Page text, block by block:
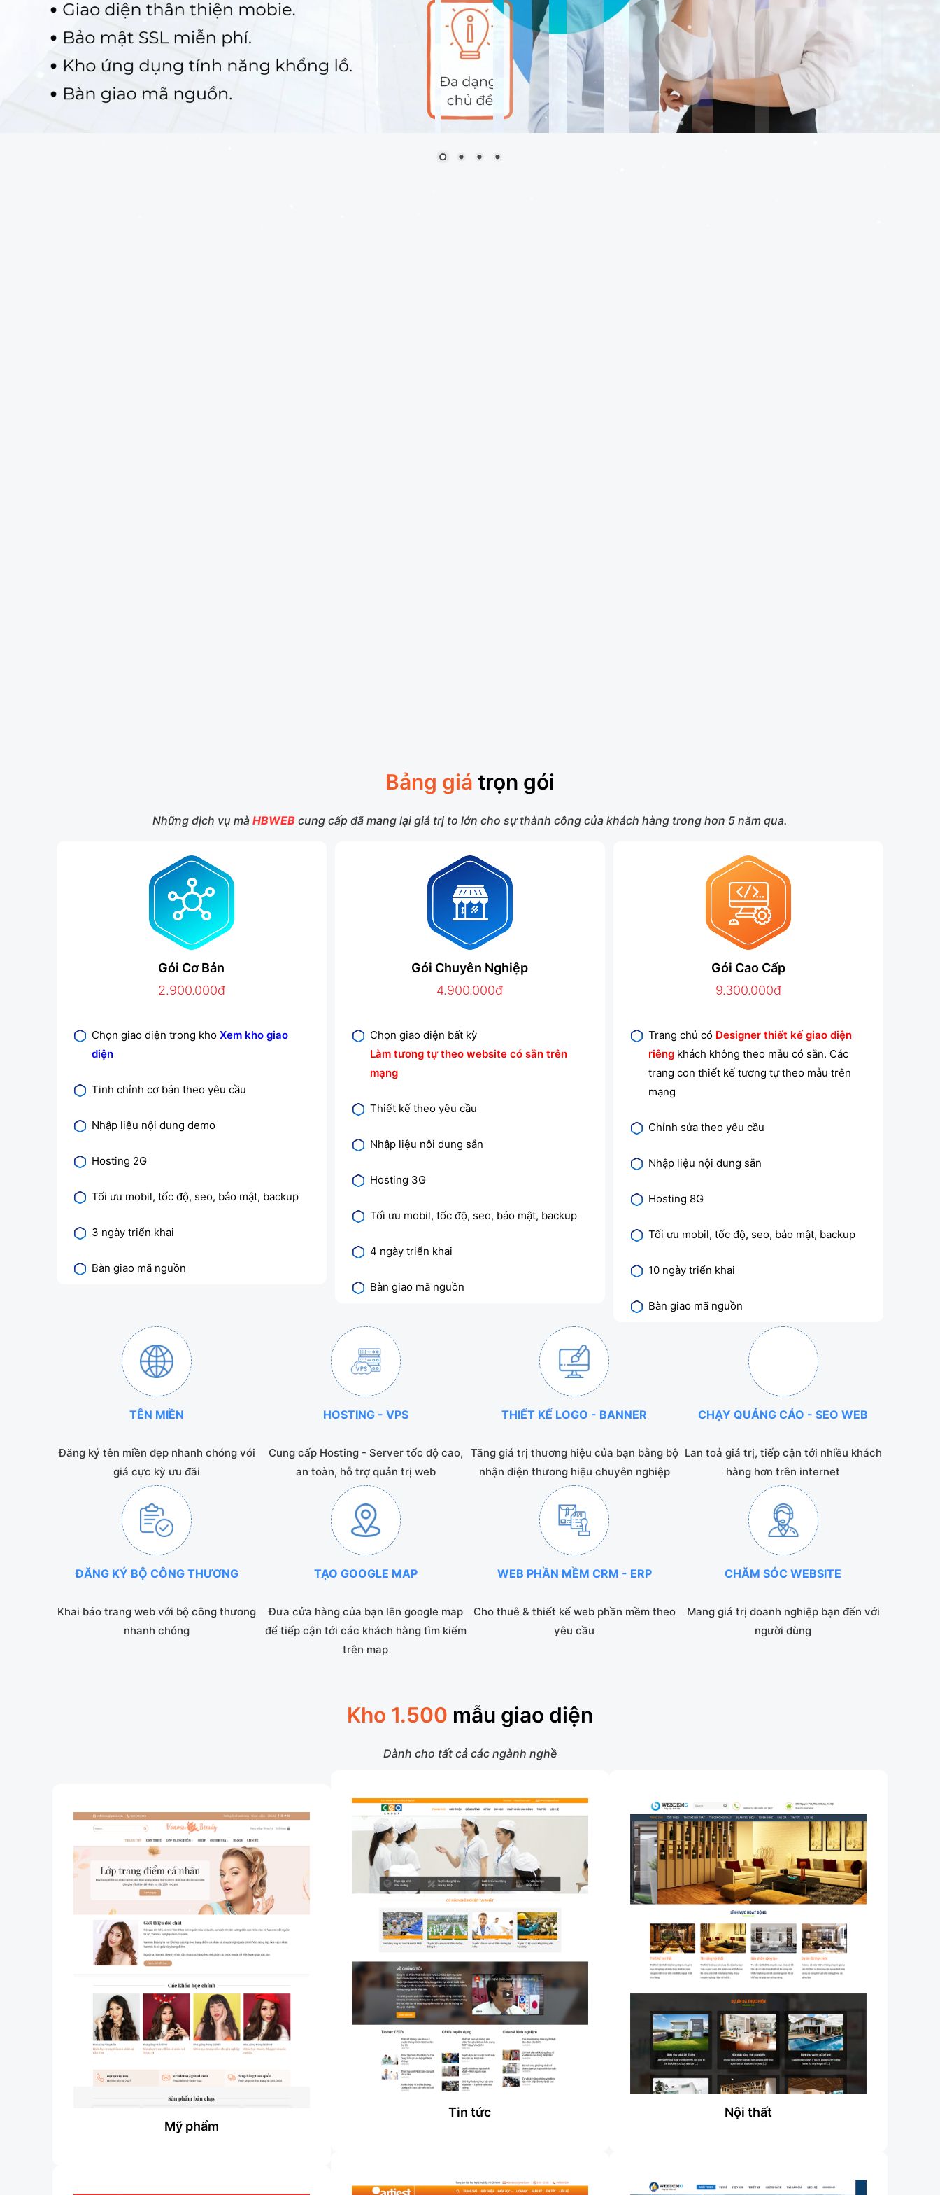
Bảng giá trọn gói
Những dịch vụ mà HBWEB cung cấp đã mang lại giá trị to lớn cho sự thành công của khách hàng trong hơn 5 năm qua.
Gói Cơ Bản
2.900.000đ
Chọn giao diện trong kho Xem kho giao
diện
Tinh chỉnh cơ bản theo yêu cầu
Nhập liệu nội dung demo
Hosting 2G
Tối ưu mobil, tốc độ, seo, bảo mật, backup
3 ngày triển khai
Bàn giao mã nguồn
Gói Chuyên Nghiệp
4.900.000đ
Chọn giao diện bất kỳ
Làm tương tự theo website có sẵn trên
mạng
Thiết kế theo yêu cầu
Nhập liệu nội dung sẵn
Hosting 3G
Tối ưu mobil, tốc độ, seo, bảo mật, backup
4 ngày triển khai
Bàn giao mã nguồn
Gói Cao Cấp
9.300.000đ
Trang chủ có Designer thiết kế giao diện
riêngkhách không theo mẫu có sẵn. Các
trang con thiết kế tương tự theo mẫu trên
mạng
Chỉnh sửa theo yêu cầu
Nhập liệu nội dung sẵn
Hosting 8G
Tối ưu mobil, tốc độ, seo, bảo mật, backup
10 ngày triển khai
Bàn giao mã nguồn
TÊN MIỀN
Đăng ký tên miền đẹp nhanh chóng với
giá cực kỳ ưu đãi
ĐĂNG KÝ BỘ CÔNG THƯƠNG
Khai báo trang web với bộ công thương
nhanh chóng
HOSTING - VPS
Cung cấp Hosting - Server tốc độ cao,
an toàn, hỗ trợ quản trị web
TẠO GOOGLE MAP
Đưa cửa hàng của bạn lên google map
để tiếp cận tới các khách hàng tìm kiếm
trên map
THIẾT KẾ LOGO - BANNER
Tăng giá trị thương hiệu của bạn bằng bộ
nhận diện thương hiệu chuyên nghiệp
WEB PHẦN MỀM CRM - ERP
Cho thuê & thiết kế web phần mềm theo
yêu cầu
CHẠY QUẢNG CÁO - SEO WEB
Lan toả giá trị, tiếp cận tới nhiều khách
hàng hơn trên internet
CHĂM SÓC WEBSITE
Mang giá trị doanh nghiệp bạn đến với
người dùng
Kho 1.500 mẫu giao diện
Dành cho tất cả các ngành nghề
Mỹ phẩm
Tin tức Nội thất